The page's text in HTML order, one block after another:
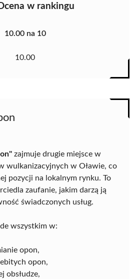
w rankingu
10.00 na 10
10.00
zajmuje drugie miejsce w
wulkanizacyjnych w Oławie, co
pozycji na lokalnym rynku. To
zaufanie, jakim darzą ją
świadczonych usług.
wszystkim w:
opon,
opon,
obsłudze,